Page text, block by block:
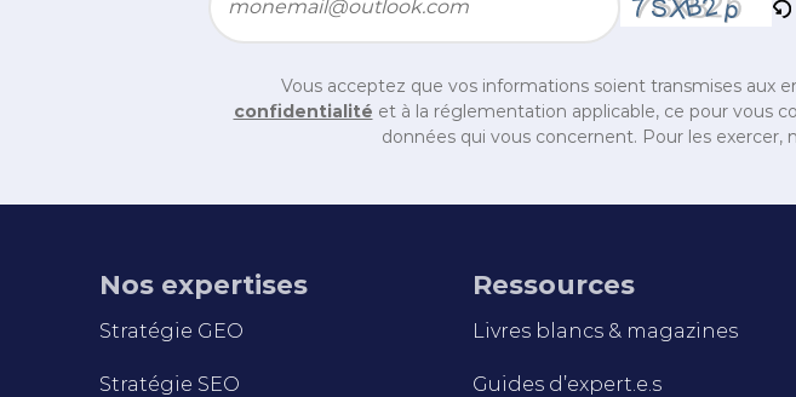
Vous acceptez que vos informations soient transmises aux
confidentialité et à la réglementation applicable, ce pour vous
données qui vous concernent. Pour les exercer,
Nos expertises
Stratégie GEO
Stratégie SEO
Ressources
Livres blancs & magazines
Guides d’expert.e.s